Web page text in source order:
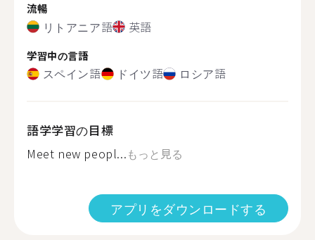
流暢
リトアニア語 英語
学習中の言語
スペイン語 ドイツ語 ロシア語
語学学習の目標
Meet new peopl...もっと見る
アプリをダウンロードする